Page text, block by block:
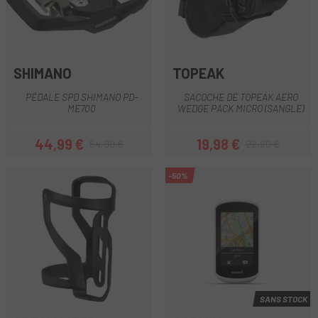
SHIMANO
PÉDALE SPD SHIMANO PD-
ME700
Prix
44,99 €Prix habituel
TOPEAK
SACOCHE DE TOPEAK AERO
WEDGE PACK MICRO (SANGLE)
Prix
19,98 €Prix habituel
-50%
SANS STOCK